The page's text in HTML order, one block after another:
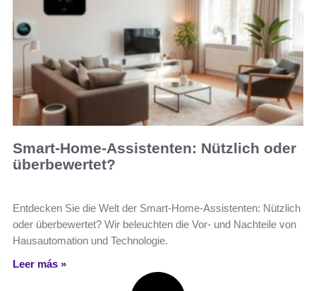
Smart-Home-Assistenten: Nützlich oder
überbewertet?
Entdecken Sie die Welt der Smart-Home-Assistenten: Nützlich
oder überbewertet? Wir beleuchten die Vor- und Nachteile von
Hausautomation und Technologie.
Leer más »